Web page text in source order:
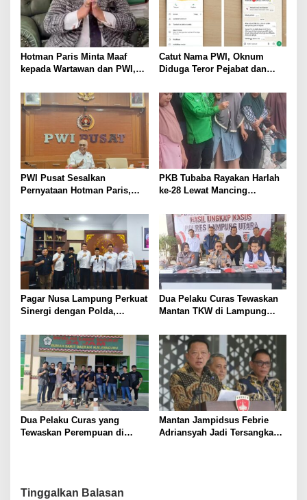
Hotman Paris Minta Maaf
kepada Wartawan dan PWI,
Pers
Catut Nama PWI, Oknum
Diduga Teror Pejabat dan
Utara
PWI Pusat Sesalkan
Pernyataan Hotman Paris,
Wartawan dan Kemerdekaan
Pers
PKB Tubaba Rayakan Harlah
ke-28 Lewat Mancing
dengan Warga
Pagar Nusa Lampung Perkuat
Sinergi dengan Polda,
Kamtibmas Jelang Pelantikan
Pengurus
Dua Pelaku Curas Tewaskan
Mantan TKW di Lampung
Rampokan Dipakai Judi
Online dan Beli Sabu
Dua Pelaku Curas yang
Tewaskan Perempuan di
Mantan Jampidsus Febrie
Adriansyah Jadi Tersangka
Tinggalkan Balasan